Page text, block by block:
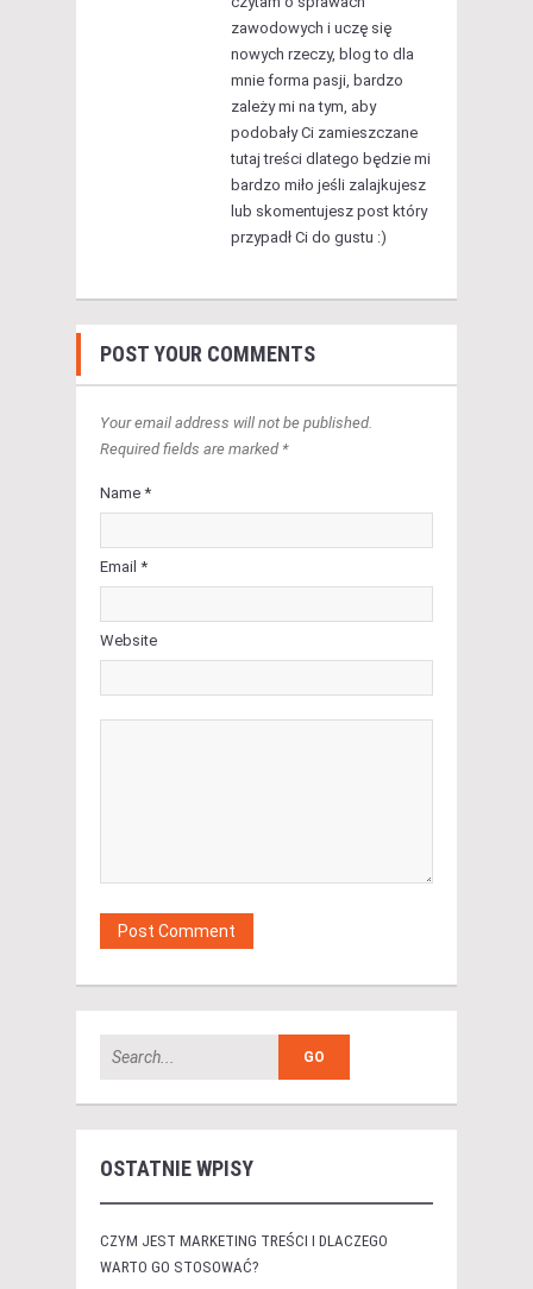
zawodowych i uczę się
nowych rzeczy, blog to dla
mnie forma pasji, bardzo
zależy mi na tym, aby
podobały Ci zamieszczane
tutaj treści dlatego będzie mi
bardzo miło jeśli zalajkujesz
lub skomentujesz post który
przypadł Ci do gustu :)
POST YOUR COMMENTS
Your email address will not be published.
Required fields are marked *
Name *
Email *
Website
OSTATNIE WPISY
CZYM JEST MARKETING TREŚCI I DLACZEGO
WARTO GO STOSOWAĆ?